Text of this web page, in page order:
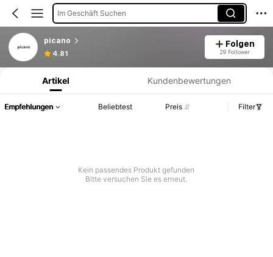
Im Geschäft Suchen
picano
4.81
Folgen
29 Follower
Produktinformation: Preisangabe, Verkaufs- und Lagerbestandsdetails.
Artikel Kundenbewertungen
Empfehlungen Beliebtest Preis Filter
Kein passendes Produkt gefunden
Bitte versuchen Sie es erneut.